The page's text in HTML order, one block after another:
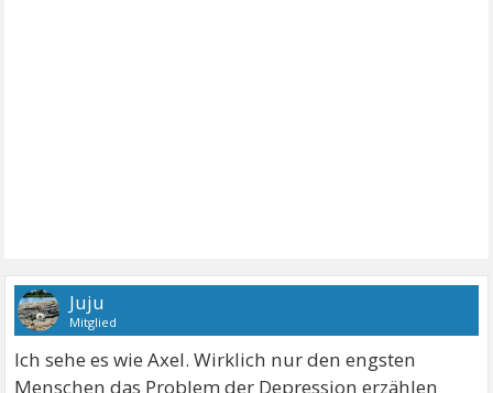
Juju
Mitglied
Ich sehe es wie Axel. Wirklich nur den engsten
Menschen das Problem der Depression erzählen